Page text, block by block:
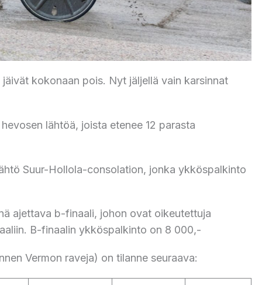
kokonaan pois. Nyt jäljellä vain karsinnat
lähtöä, joista etenee 12 parasta
Suur-Hollola-consolation, jonka ykköspalkinto
ajettava b-finaali, johon ovat oikeutettuja
B-finaalin ykköspalkinto on 8 000,-
Vermon raveja) on tilanne seuraava: